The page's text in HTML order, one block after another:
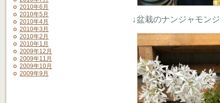
2010年6月
2010年5月
2010年4月
2010年3月
2010年2月
2010年1月
2009年12月
2009年11月
2009年10月
2009年9月
↓盆栽のナンジャモン